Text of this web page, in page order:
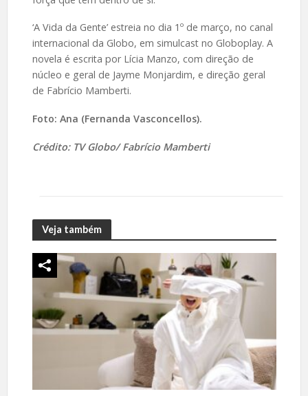
‘A Vida da Gente’ estreia no dia 1º de março, no canal
internacional da Globo, em simulcast no Globoplay. A
novela é escrita por Lícia Manzo, com direção de
núcleo e geral de Jayme Monjardim, e direção geral
de Fabrício Mamberti.
Foto: Ana (Fernanda Vasconcellos).
Crédito: TV Globo/ Fabrício Mamberti
Veja também